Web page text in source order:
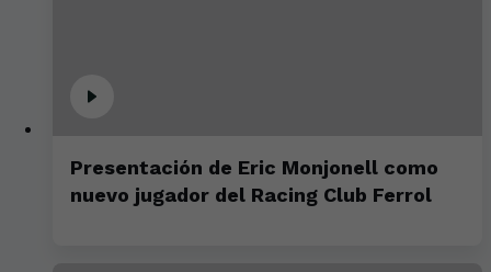
Presentación de Eric Monjonell como
nuevo jugador del Racing Club Ferrol